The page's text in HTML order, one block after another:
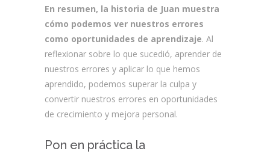
En resumen, la historia de Juan muestra
cómo podemos ver nuestros errores
como oportunidades de aprendizaje. Al
reflexionar sobre lo que sucedió, aprender de
nuestros errores y aplicar lo que hemos
aprendido, podemos superar la culpa y
convertir nuestros errores en oportunidades
de crecimiento y mejora personal.
Pon en práctica la